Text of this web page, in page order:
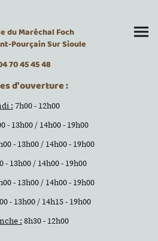
du Maréchal Foch
Pourçain Sur Sioule
70 45 45 48
d'ouverture :
: 7h00 - 12h00
- 13h00 / 14h00 - 19h00
- 13h00 / 14h00 - 19h00
- 13h00 / 14h00 - 19h00
- 13h00 / 14h00 - 19h00
- 13h00 / 14h15 - 19h00
: 8h30 - 12h00